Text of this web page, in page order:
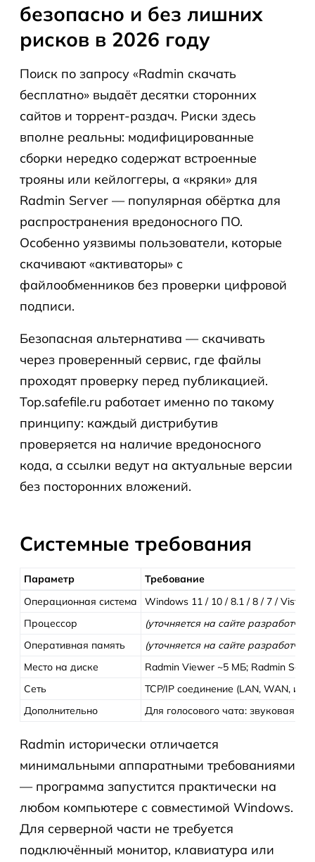
безопасно и без лишних
рисков в 2026 году
Поиск по запросу «Radmin скачать
бесплатно» выдаёт десятки сторонних
сайтов и торрент-раздач. Риски здесь
вполне реальны: модифицированные
сборки нередко содержат встроенные
трояны или кейлоггеры, а «кряки» для
Radmin Server — популярная обёртка для
распространения вредоносного ПО.
Особенно уязвимы пользователи, которые
скачивают «активаторы» с
файлообменников без проверки цифровой
подписи.
Безопасная альтернатива — скачивать
через проверенный сервис, где файлы
проходят проверку перед публикацией.
Top.safefile.ru работает именно по такому
принципу: каждый дистрибутив
проверяется на наличие вредоносного
кода, а ссылки ведут на актуальные версии
без посторонних вложений.
Системные требования
Параметр
Требование
Операционная система
Windows 11 / 10 / 8.1 / 8 / 7 / Vista
Процессор
(уточняется на сайте
Оперативная память
(уточняется на сайте
Место на диске
Radmin Viewer ~5 МБ; Radmin
Сеть
TCP/IP соединение (LAN, WAN,
Дополнительно
Для голосового чата: звуковая
Radmin исторически отличается
минимальными аппаратными требованиями
— программа запустится практически на
любом компьютере с совместимой Windows.
Для серверной части не требуется
подключённый монитор, клавиатура или